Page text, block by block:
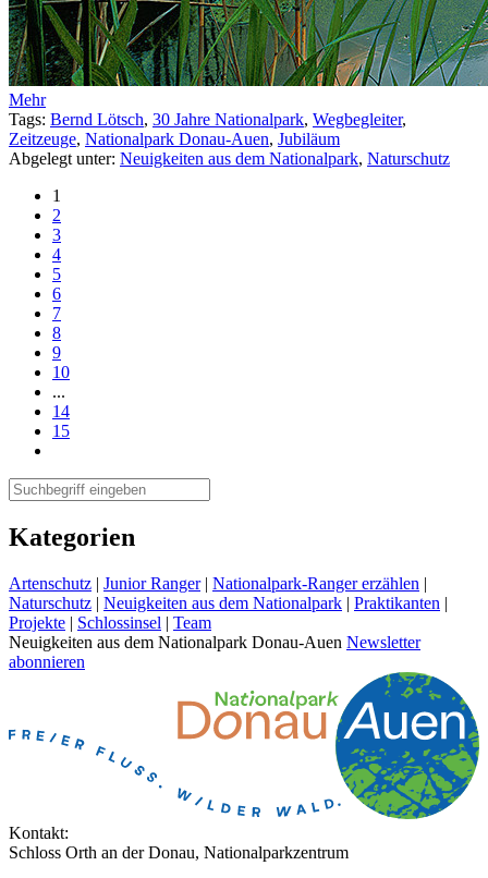
Mehr
Tags: Bernd Lötsch, 30 Jahre Nationalpark, Wegbegleiter,
Zeitzeuge, Nationalpark Donau-Auen, Jubiläum
Abgelegt unter: Neuigkeiten aus dem Nationalpark, Naturschutz
1
2
3
4
5
6
7
8
9
10
...
14
15
Kategorien
Artenschutz | Junior Ranger | Nationalpark-Ranger erzählen |
Naturschutz | Neuigkeiten aus dem Nationalpark | Praktikanten |
Projekte | Schlossinsel | Team
Neuigkeiten aus dem Nationalpark Donau-Auen Newsletter
abonnieren
Kontakt:
Schloss Orth an der Donau, Nationalparkzentrum